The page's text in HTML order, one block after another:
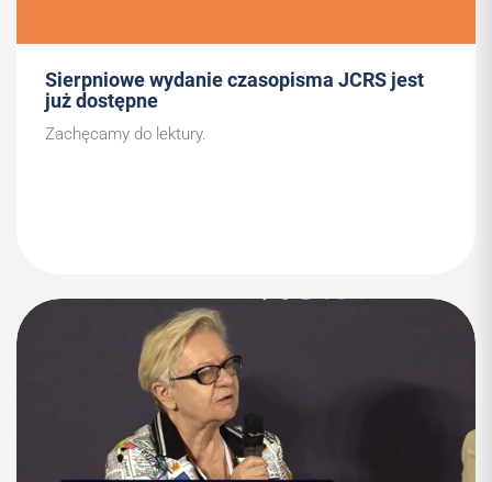
Sierpniowe wydanie czasopisma JCRS jest
już dostępne
Zachęcamy do lektury.